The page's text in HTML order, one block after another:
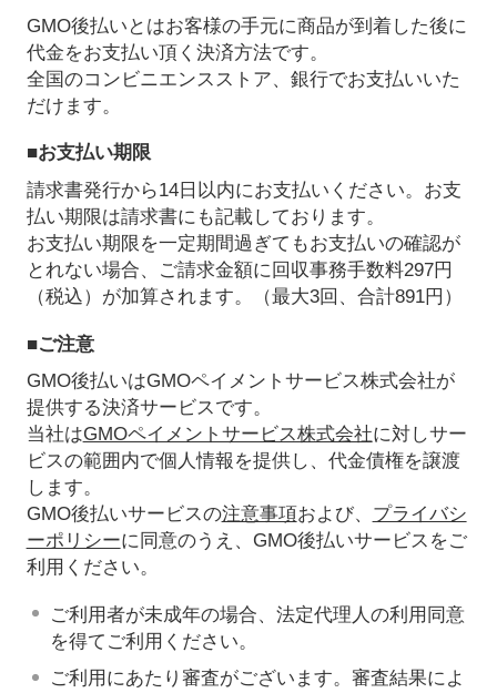
GMO後払いとはお客様の手元に商品が到着した後に
代金をお支払い頂く決済方法です。
全国のコンビニエンスストア、銀行でお支払いいた
だけます。
■お支払い期限
請求書発行から14日以内にお支払いください。お支
払い期限は請求書にも記載しております。
お支払い期限を一定期間過ぎてもお支払いの確認が
とれない場合、ご請求金額に回収事務手数料297円
（税込）が加算されます。（最大3回、合計891円）
■ご注意
GMO後払いはGMOペイメントサービス株式会社が
提供する決済サービスです。
当社はGMOペイメントサービス株式会社に対しサー
ビスの範囲内で個人情報を提供し、代金債権を譲渡
します。
GMO後払いサービスの注意事項および、 プライバシ
ーポリシーに同意のうえ、GMO後払いサービスをご
利用ください。
ご利用者が未成年の場合、法定代理人の利用同意
を得てご利用ください。
ご利用にあたり審査がございます。審査結果によ